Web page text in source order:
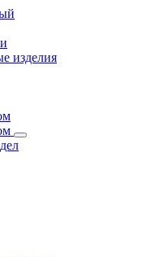
изделия